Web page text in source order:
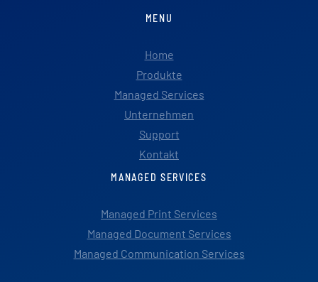
MENU
Home
Produkte
Managed Services
Unternehmen
Support
Kontakt
MANAGED SERVICES
Managed Print Services
Managed Document Services
Managed Communication Services